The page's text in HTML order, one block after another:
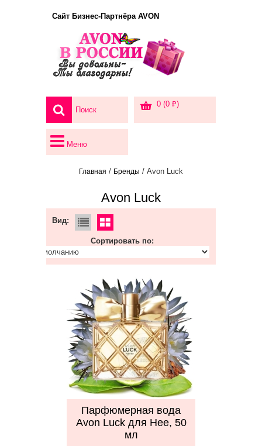
Сайт Бизнес-Партнёра AVON
0 (0 ₽)
Меню
Главная / Бренды / Avon Luck
Avon Luck
Вид:
Сортировать по:
Парфюмерная вода
Avon Luck для Нее, 50
мл